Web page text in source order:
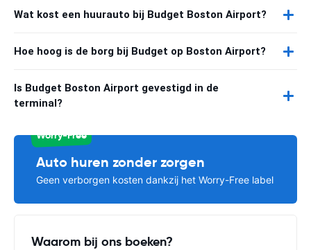
Wat kost een huurauto bij Budget Boston Airport?
Hoe hoog is de borg bij Budget op Boston Airport?
Is Budget Boston Airport gevestigd in de
terminal?
Worry-Free
Auto huren zonder zorgen
Geen verborgen kosten dankzij het Worry-Free label
Waarom bij ons boeken?